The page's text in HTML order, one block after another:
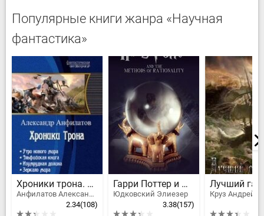
Популярные книги жанра «Научная
фантастика»
Хроники трона. Тетралогия
Анфилатов Александр Николаевич
2.34(108)
Гарри Поттер и Методы рационального мышления
Юдковский Элиезер
3.38(157)
Круз Андрей